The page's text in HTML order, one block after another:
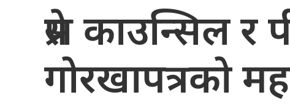
प्रेस काउन्सिल
गोरखापत्रको